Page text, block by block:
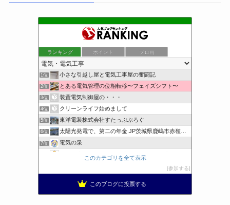
ランキング ポイント ブロ画
1位 小さな引越し屋と電気工事屋の奮闘記
2位 とある電気管理の位相転移〜フェイズシフト〜
3位 装置電気制御屋の・・・
4位 クリーンライフ始めまして
5位 東洋電装株式会社すたっぷぶろぐ
6位 太陽光発電で、第二の年金.JP茨城県鹿嶋市赤嶺電研企画ブログ
7位 電気の泉
電気工事ナビ 総合電気工事サイト 電気工事を徹底解説
まぁ、ちゃんと仕事ができればいいな
このカテゴリを全て表示
参加する
このブログに投票する